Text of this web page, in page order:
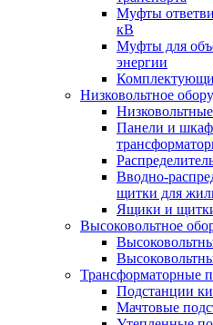
Муфты
кВ
Муфты для
энергии
Низковольтное
Панели и
Вводно-
щитки для
Ящики и
Высоковольтное
Трансформаторные
Подстанции
Мачтовые